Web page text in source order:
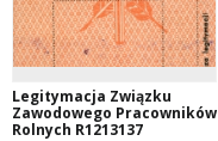
Legitymacja Związku
Zawodowego Pracowników
Rolnych R1213137